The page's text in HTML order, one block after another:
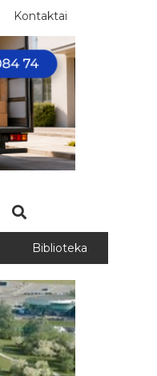
Kontaktai
Biblioteka